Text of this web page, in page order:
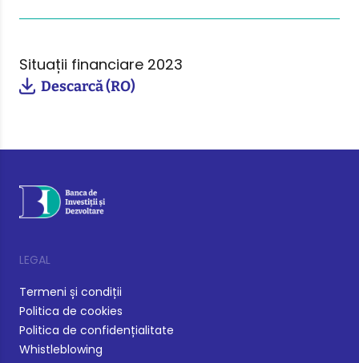
Situații financiare 2023
Descarcă (RO)
LEGAL
Termeni și condiții
Politica de cookies
Politica de confidențialitate
Whistleblowing